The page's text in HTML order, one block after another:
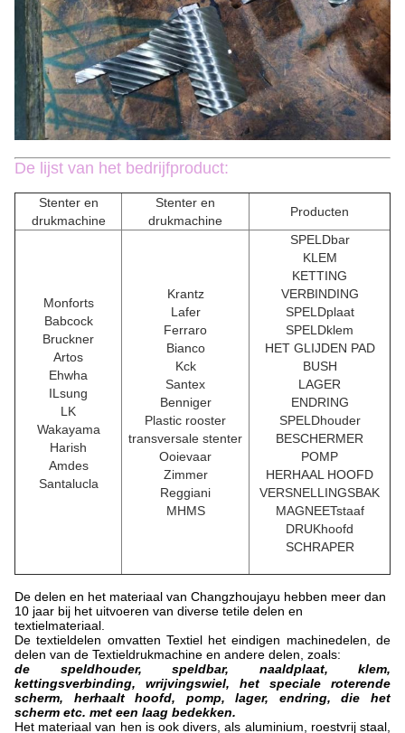
De lijst van het bedrijfproduct:
Stenter en
drukmachine
Stenter en
drukmachine
Producten
Monforts
Babcock
Bruckner
Artos
Ehwha
ILsung
LK
Wakayama
Harish
Amdes
Santalucla
Krantz
Lafer
Ferraro
Bianco
Kck
Santex
Benniger
Plastic rooster
transversale stenter
Ooievaar
Zimmer
Reggiani
MHMS
SPELDbar
KLEM
KETTING
VERBINDING
SPELDplaat
SPELDklem
HET GLIJDEN PAD
BUSH
LAGER
ENDRING
SPELDhouder
BESCHERMER
POMP
HERHAAL HOOFD
VERSNELLINGSBAK
MAGNEETstaaf
DRUKhoofd
SCHRAPER
De delen en het materiaal van Changzhoujayu hebben meer dan
10 jaar bij het uitvoeren van diverse tetile delen en
textielmateriaal.
De textieldelen omvatten Textiel het eindigen machinedelen, de
delen van de Textieldrukmachine en andere delen, zoals:
de speldhouder, speldbar, naaldplaat, klem,
kettingsverbinding, wrijvingswiel, het speciale roterende
scherm, herhaalt hoofd, pomp, lager, endring, die het
scherm etc. met een laag bedekken.
Het materiaal van hen is ook divers, als aluminium, roestvrij staal,